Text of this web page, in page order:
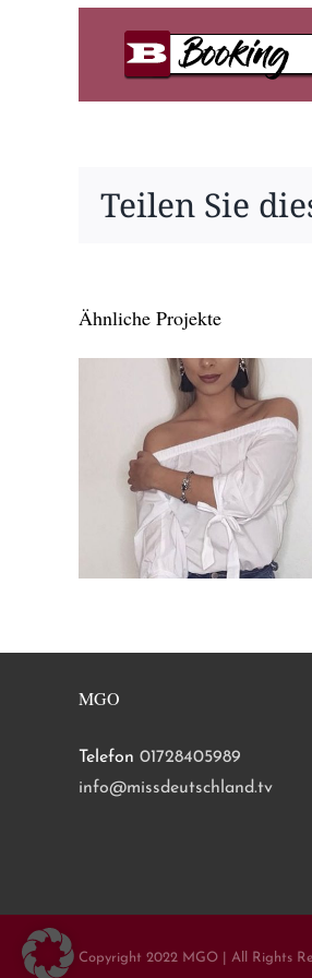
Teilen Sie
Ähnliche Projekte
MGO
Telefon 01728405989
info@missdeutschland.tv
Copyright 2022 MGO | All Rights